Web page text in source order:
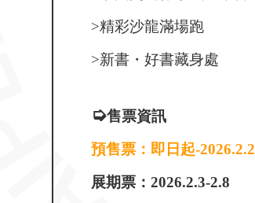
>精彩沙龍滿場跑
>新書・好書藏身處
➭售票資訊
預售票：即日起-2026.2.2
展期票：2026.2.3-2.8